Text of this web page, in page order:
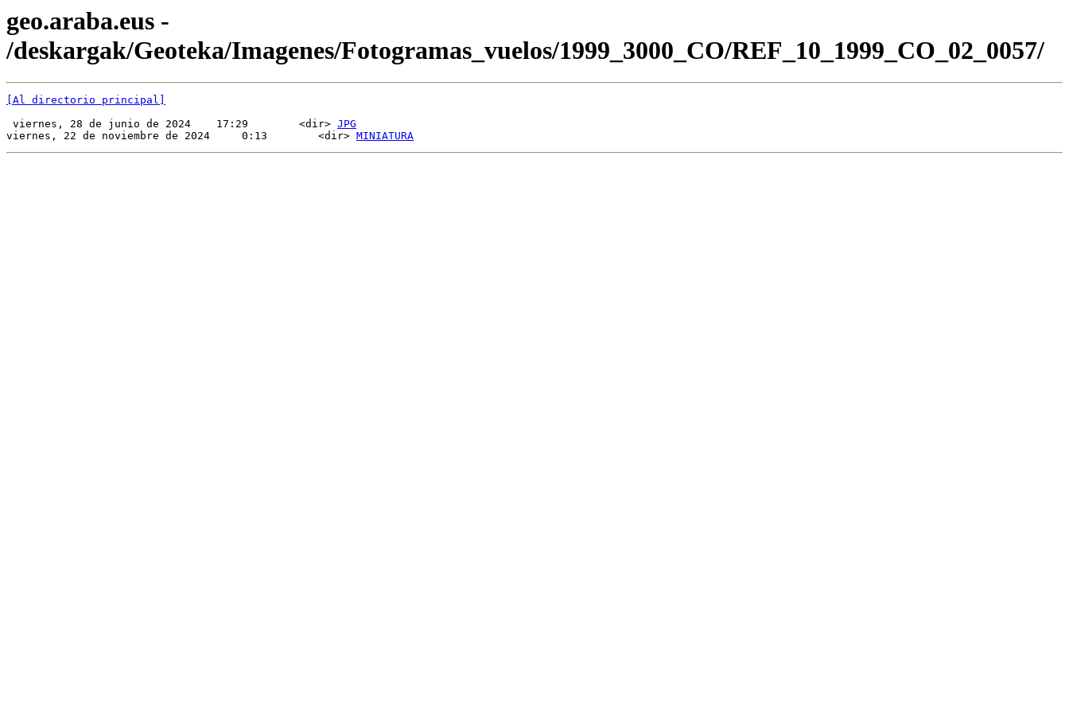
geo.araba.eus -
/deskargak/Geoteka/Imagenes/Fotogramas_vuelos/1999_3000_CO/REF_10_1999_CO_02_0057/
[Al directorio principal]
viernes, 28 de junio de 2024    17:29        <dir> JPG
viernes, 22 de noviembre de 2024     0:13        <dir> MINIATURA